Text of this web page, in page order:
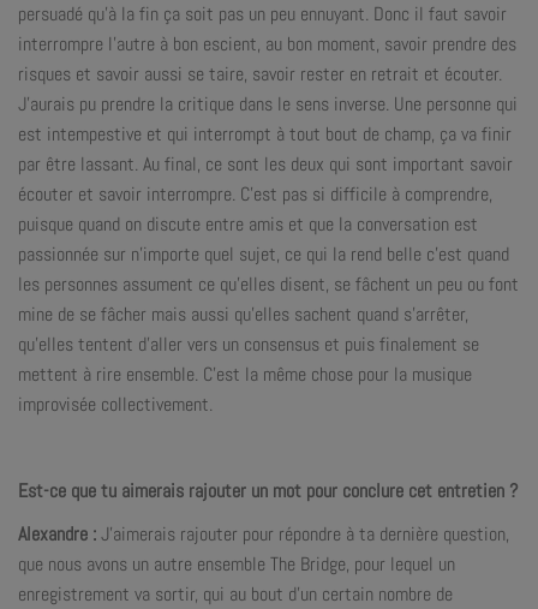
persuadé qu’à la fin ça soit pas un peu ennuyant. Donc il faut savoir
interrompre l’autre à bon escient, au bon moment, savoir prendre des
risques et savoir aussi se taire, savoir rester en retrait et écouter.
J’aurais pu prendre la critique dans le sens inverse. Une personne qui
est intempestive et qui interrompt à tout bout de champ, ça va finir
par être lassant. Au final, ce sont les deux qui sont important savoir
écouter et savoir interrompre. C’est pas si difficile à comprendre,
puisque quand on discute entre amis et que la conversation est
passionnée sur n’importe quel sujet, ce qui la rend belle c’est quand
les personnes assument ce qu’elles disent, se fâchent un peu ou font
mine de se fâcher mais aussi qu’elles sachent quand s’arrêter,
qu’elles tentent d’aller vers un consensus et puis finalement se
mettent à rire ensemble. C’est la même chose pour la musique
improvisée collectivement.
Est-ce que tu aimerais rajouter un mot pour conclure cet entretien ?
Alexandre :J’aimerais rajouter pour répondre à ta dernière question,
que nous avons un autre ensemble The Bridge, pour lequel un
enregistrement va sortir, qui au bout d’un certain nombre de